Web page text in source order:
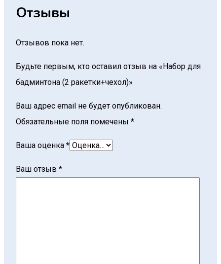
Отзывы
Отзывов пока нет.
Будьте первым, кто оставил отзыв на «Набор для
бадминтона (2 ракетки+чехол)»
Ваш адрес email не будет опубликован.
Обязательные поля помечены *
Ваша оценка *
Ваш отзыв *